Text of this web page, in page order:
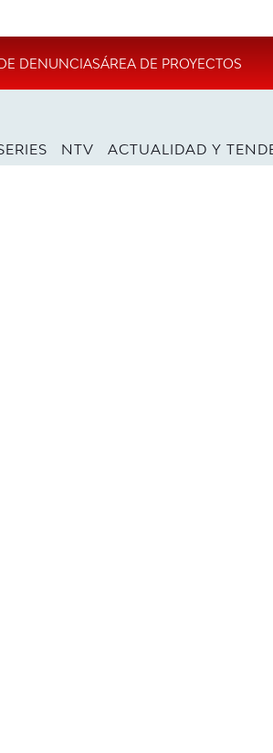
DENUNCIASÁREA DE PROYECTOS
NTV ACTUALIDAD Y